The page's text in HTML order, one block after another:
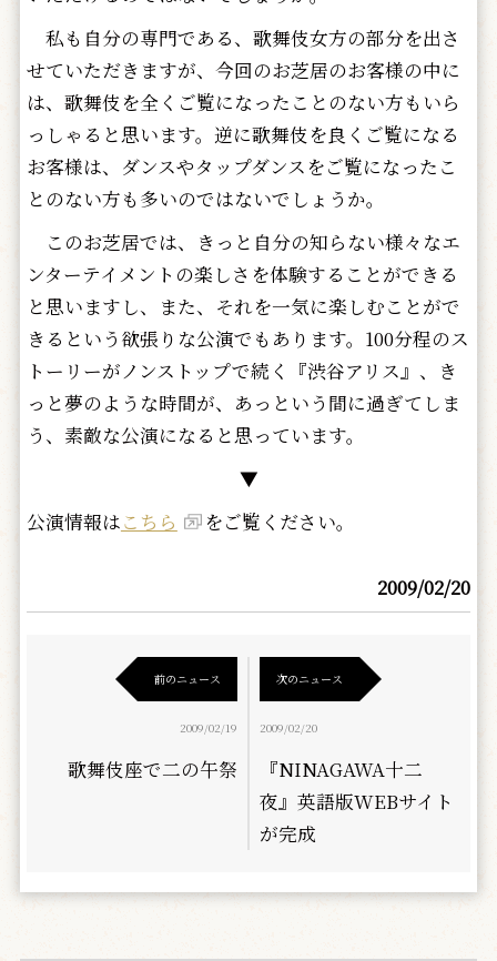
私も自分の専門である、歌舞伎女方の部分を出さ
せていただきますが、今回のお芝居のお客様の中に
は、歌舞伎を全くご覧になったことのない方もいら
っしゃると思います。逆に歌舞伎を良くご覧になる
お客様は、ダンスやタップダンスをご覧になったこ
とのない方も多いのではないでしょうか。
このお芝居では、きっと自分の知らない様々なエ
ンターテイメントの楽しさを体験することができる
と思いますし、また、それを一気に楽しむことがで
きるという欲張りな公演でもあります。100分程のス
トーリーがノンストップで続く『渋谷アリス』、き
っと夢のような時間が、あっという間に過ぎてしま
う、素敵な公演になると思っています。
▼
公演情報はこちら をご覧ください。
2009/02/20
前のニュース
2009/02/19
歌舞伎座で二の午祭
次のニュース
2009/02/20
『NINAGAWA十二
夜』英語版WEBサイト
が完成